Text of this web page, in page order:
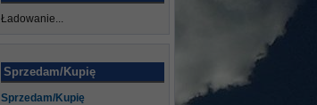
Ładowanie...
Sprzedam/Kupię
Sprzedam/Kupię